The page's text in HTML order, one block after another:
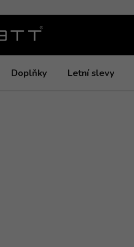
Doplňky Letní slevy